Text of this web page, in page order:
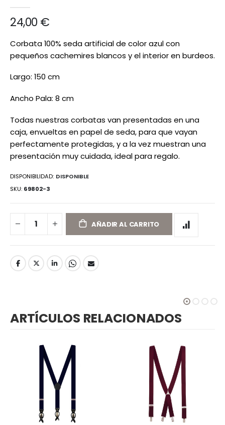
24,00 €
Corbata 100% seda artificial de color azul con
pequeños cachemires blancos y el interior en burdeos.
Largo: 150 cm
Ancho Pala: 8 cm
Todas nuestras corbatas van presentadas en una
caja, envueltas en papel de seda, para que vayan
perfectamente protegidas, y a la vez muestran una
presentación muy cuidada, ideal para regalo.
DISPONIBILIDAD: DISPONIBLE
SKU 69802-3
AÑADIR AL CARRITO
ARTÍCULOS RELACIONADOS